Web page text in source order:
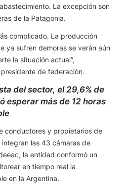
La excepción son
de la Patagonia.
complicado. La producción
ya sufren demoras se verán aún
la situación actual”,
presidente de federación.
del sector, el 29,6% de
esperar más de 12 horas
conductores y propietarios de
las 43 cámaras de
la entidad conformó un
en tiempo real la
en la Argentina.